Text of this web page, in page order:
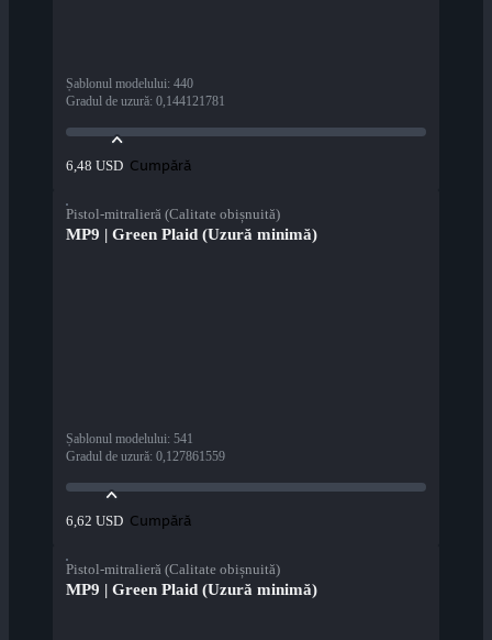
Șablonul modelului: 440
Gradul de uzură: 0,144121781
6,48 USD Cumpără
Pistol-mitralieră (Calitate obișnuită)
MP9 | Green Plaid (Uzură minimă)
Șablonul modelului: 541
Gradul de uzură: 0,127861559
6,62 USD Cumpără
Pistol-mitralieră (Calitate obișnuită)
MP9 | Green Plaid (Uzură minimă)